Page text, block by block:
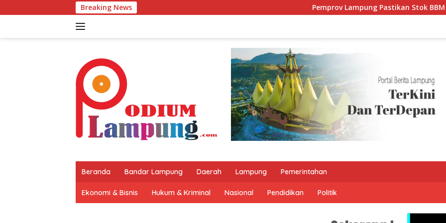
ke
Breaking News Pemprov Lampung Pastikan Stok BBM dan LPG
Beranda Bandar Lampung Daerah Lampung Pemerintahan
Ekonomi & Bisnis Hukum & Kriminal Nasional Pendidikan Politik